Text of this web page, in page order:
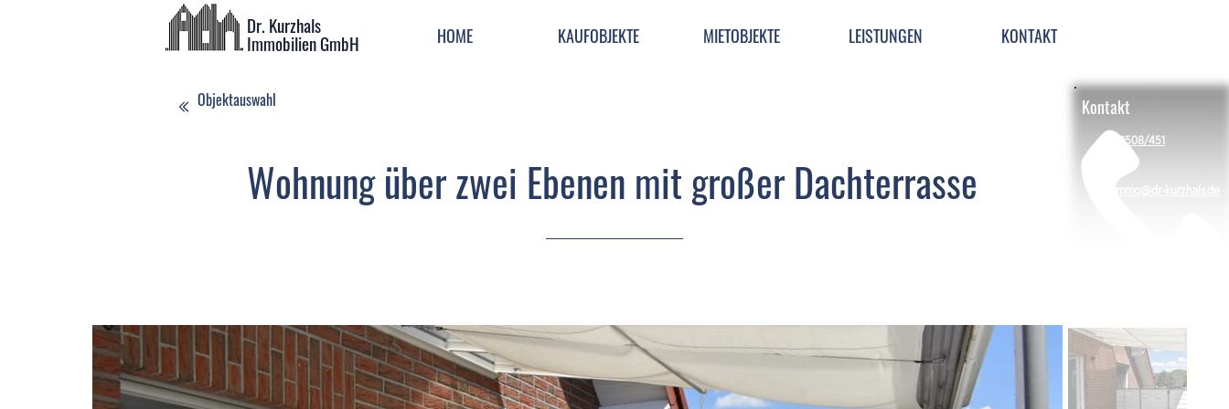
HOME KAUFOBJEKTE MIETOBJEKTE LEISTUNGEN KONTAKT
Kontakt
02508/451
Dr. Kurzhals
Immobilien GmbH
Objektauswahl
Wohnung über zwei Ebenen mit großer Dachterrasse